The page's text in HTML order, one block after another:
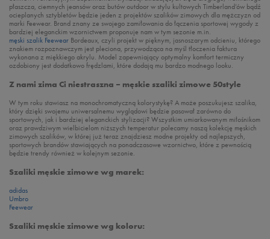
płaszcza, ciemnych jeansów oraz butów outdoor w stylu kultowych Timberland’ów bądź
ocieplanych sztybletów będzie jeden z projektów szalików zimowych dla mężczyzn od
marki Feewear. Brand znany ze swojego zamiłowania do łączenia sportowej wygody z
bardziej eleganckim wzornictwem proponuje nam w tym sezonie m.in.
męski szalik Feewear Bordeaux, czyli projekt w pięknym, jasnoszarym odcieniu, którego
znakiem rozpoznawczym jest pleciona, przywodząca na myśl tłoczenia faktura
wykonana z miękkiego akrylu. Model zapewniający optymalny komfort termiczny
ozdobiony jest dodatkowo frędzlami, które dodają mu bardzo modnego looku.
Z nami zima Ci niestraszna – męskie szaliki zimowe 50style
W tym roku stawiasz na monochromatyczną kolorystykę? A może poszukujesz szalika,
który dzięki swojemu uniwersalnemu wyglądowi będzie pasował zarówno do
sportowych, jak i bardziej eleganckich stylizacji? Wszystkim umiarkowanym miłośnikom
oraz prawdziwym wielbicielom niższych temperatur polecamy naszą kolekcję męskich
zimowych szalików, w której już teraz znajdziesz modne projekty od najlepszych,
sportowych brandów stawiających na ponadczasowe wzornictwo, które z pewnością
będzie trendy również w kolejnym sezonie.
Szaliki męskie zimowe wg marek:
adidas
Umbro
Feewear
Szaliki męskie zimowe wg koloru: